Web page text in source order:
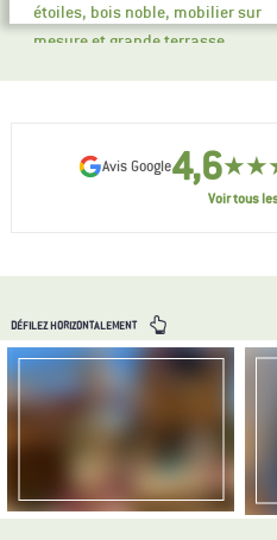
étoiles, bois noble, mobilier sur
mesure et grande terrasse
Avis Google4,6
Voir tous
DÉFILEZ HORIZONTALEMENT